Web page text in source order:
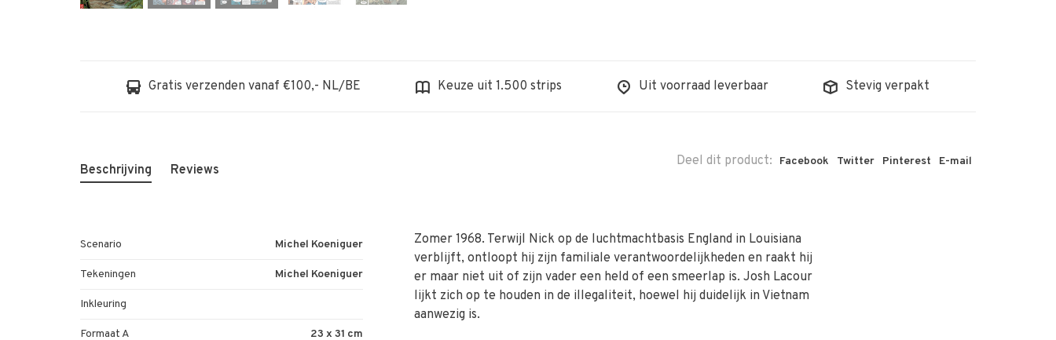
Gratis verzenden vanaf €100,- NL/BE Keuze uit 1.500 strips Uit voorraad leverbaar Stevig verpakt
Deel dit product: Facebook Twitter Pinterest E-mail
Beschrijving Reviews
Scenario Michel Koeniguer
Tekeningen Michel Koeniguer
Inkleuring
Formaat A 23 x 31 cm
Zomer 1968. Terwijl Nick op de luchtmachtbasis England in Louisiana
verblijft, ontloopt hij zijn familiale verantwoordelijkheden en raakt hij
er maar niet uit of zijn vader een held of een smeerlap is. Josh Lacour
lijkt zich op te houden in de illegaliteit, hoewel hij duidelijk in Vietnam
aanwezig is.